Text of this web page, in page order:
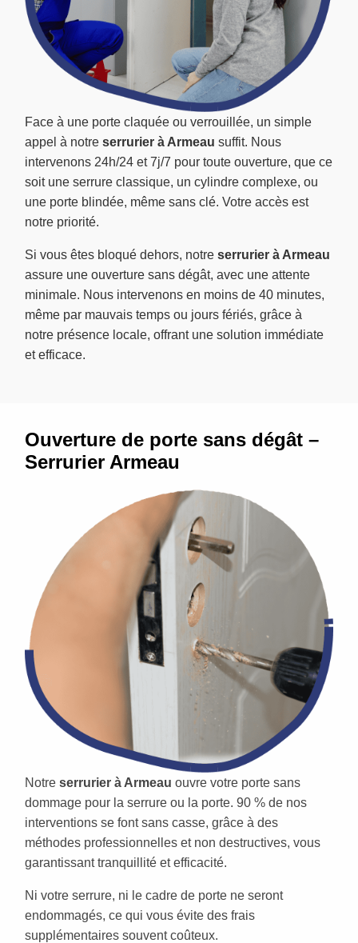
Face à une porte claquée ou verrouillée, un simple
appel à notre serrurier à Armeau suffit. Nous
intervenons 24h/24 et 7j/7 pour toute ouverture, que ce
soit une serrure classique, un cylindre complexe, ou
une porte blindée, même sans clé. Votre accès est
notre priorité.
Si vous êtes bloqué dehors, notre serrurier à Armeau
assure une ouverture sans dégât, avec une attente
minimale. Nous intervenons en moins de 40 minutes,
même par mauvais temps ou jours fériés, grâce à
notre présence locale, offrant une solution immédiate
et efficace.
Ouverture de porte sans dégât –
Serrurier Armeau
Notre serrurier à Armeau ouvre votre porte sans
dommage pour la serrure ou la porte. 90 % de nos
interventions se font sans casse, grâce à des
méthodes professionnelles et non destructives, vous
garantissant tranquillité et efficacité.
Ni votre serrure, ni le cadre de porte ne seront
endommagés, ce qui vous évite des frais
supplémentaires souvent coûteux.